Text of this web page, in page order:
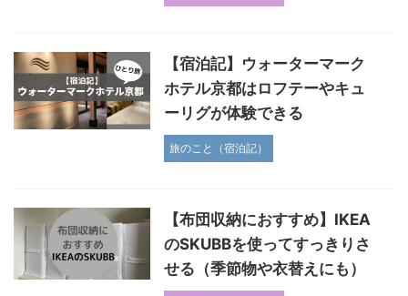
【宿泊記】ウォーターマーク
ホテル京都はロフテーやキュ
ーリグが体験できる
旅のこと（宿泊記）
【布団収納におすすめ】IKEA
のSKUBBを使ってすっきりさ
せる（季節物や衣替えにも）